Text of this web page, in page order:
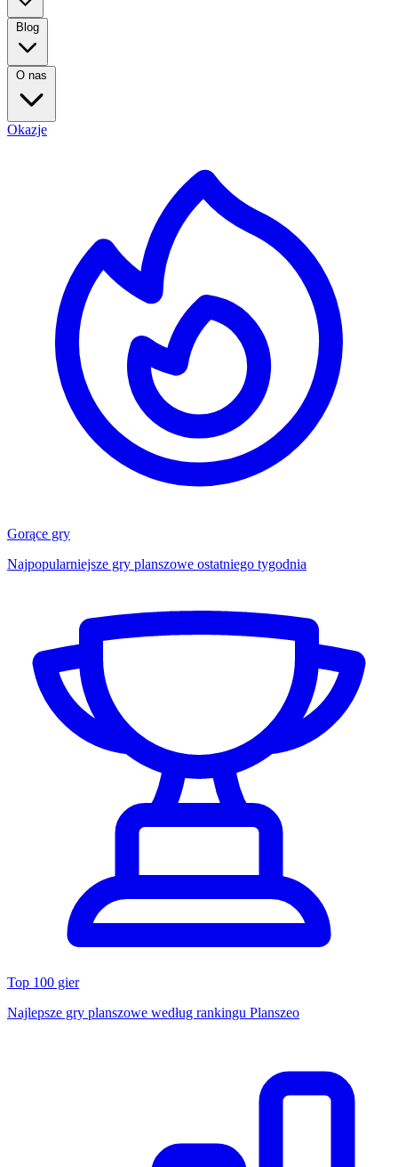
Blog
O nas
Okazje
Gorące gry
Najpopularniejsze gry planszowe ostatniego tygodnia
Top 100 gier
Najlepsze gry planszowe według rankingu Planszeo